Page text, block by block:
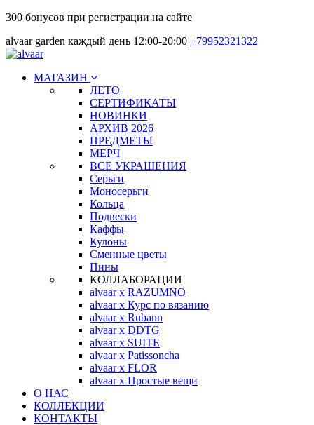
300 бонусов при регистрации на сайте
alvaar garden каждый день 12:00-20:00 +79952321322
МАГАЗИН
ЛЕТО
СЕРТИФИКАТЫ
НОВИНКИ
АРХИВ 2026
ПРЕДМЕТЫ
МЕРЧ
ВСЕ УКРАШЕНИЯ
Серьги
Моносерьги
Кольца
Подвески
Каффы
Кулоны
Сменные цветы
Пины
КОЛЛАБОРАЦИИ
alvaar x RAZUMNO
alvaar x Курс по вязанию
alvaar x Rubann
alvaar x DDTG
alvaar x SUITE
alvaar x Patissoncha
alvaar x FLOR
alvaar x Простые вещи
О НАС
КОЛЛЕКЦИИ
КОНТАКТЫ